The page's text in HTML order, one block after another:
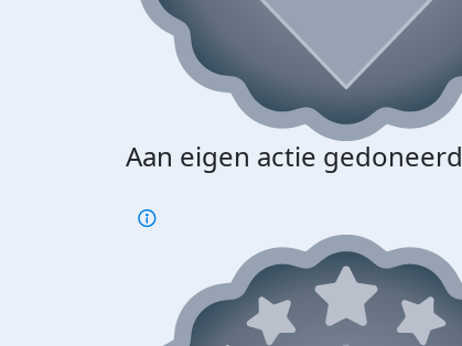
Aan eigen actie gedoneerd